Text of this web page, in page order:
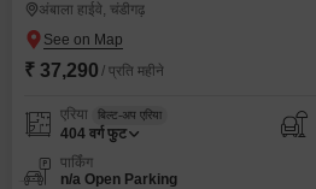
अंबाला हाईवे, चंडीगढ़
₹ 37,290 / प्रति महीने
एरिया बिल्ट-अप एरिया
404 वर्ग फुट
पार्किंग
n/a Open Parking